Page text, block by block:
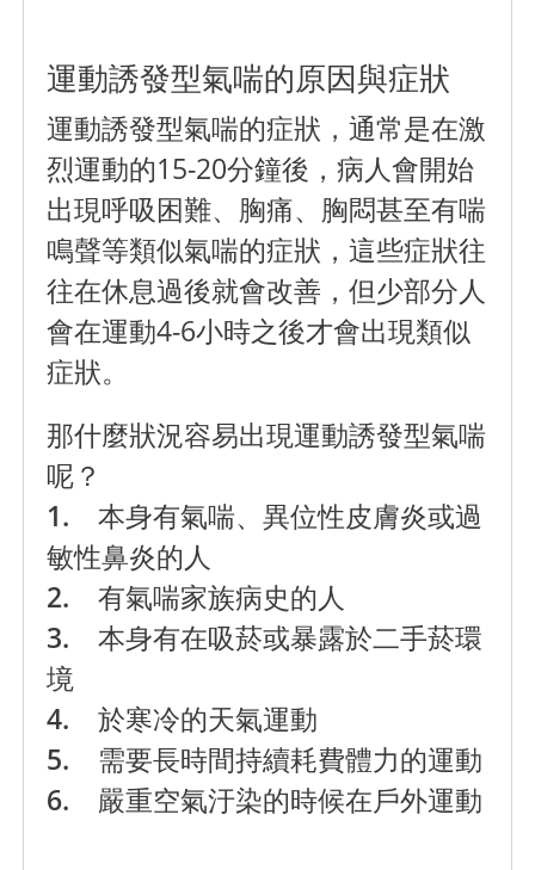
運動誘發型氣喘的原因與症狀
運動誘發型氣喘的症狀，通常是在激
烈運動的15-20分鐘後，病人會開始
出現呼吸困難、胸痛、胸悶甚至有喘
鳴聲等類似氣喘的症狀，這些症狀往
往在休息過後就會改善，但少部分人
會在運動4-6小時之後才會出現類似
症狀。
那什麼狀況容易出現運動誘發型氣喘
呢？
1. 本身有氣喘、異位性皮膚炎或過
敏性鼻炎的人
2. 有氣喘家族病史的人
3. 本身有在吸菸或暴露於二手菸環
境
4. 於寒冷的天氣運動
5. 需要長時間持續耗費體力的運動
6. 嚴重空氣汙染的時候在戶外運動